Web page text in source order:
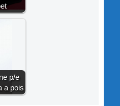
p/e
a pois